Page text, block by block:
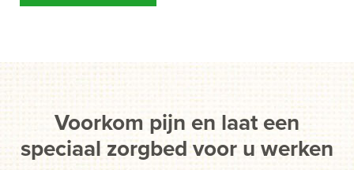
Voorkom pijn en laat een
speciaal zorgbed voor u werken